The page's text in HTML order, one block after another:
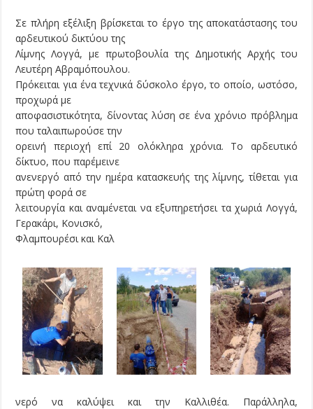
Σε πλήρη εξέλιξη βρίσκεται το έργο της αποκατάστασης του
αρδευτικού δικτύου της
Λίμνης Λογγά, με πρωτοβουλία της Δημοτικής Αρχής του
Λευτέρη Αβραμόπουλου.
Πρόκειται για ένα τεχνικά δύσκολο έργο, το οποίο, ωστόσο,
προχωρά με
αποφασιστικότητα, δίνοντας λύση σε ένα χρόνιο πρόβλημα
που ταλαιπωρούσε την
ορεινή περιοχή επί 20 ολόκληρα χρόνια. Το αρδευτικό
δίκτυο, που παρέμεινε
ανενεργό από την ημέρα κατασκευής της λίμνης, τίθεται για
πρώτη φορά σε
λειτουργία και αναμένεται να εξυπηρετήσει τα χωριά Λογγά,
Γερακάρι, Κονισκό,
Φλαμπουρέσι και Καλ
νερό να καλύψει και την Καλλιθέα. Παράλληλα,